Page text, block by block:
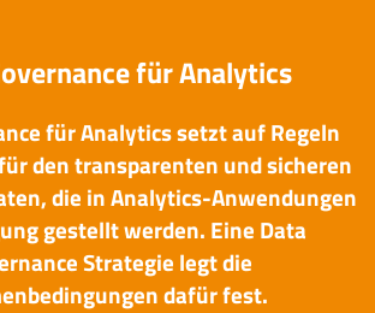
für Analytics
für Analytics setzt auf Regeln
den transparenten und sicheren
die in Analytics-Anwendungen
gestellt werden. Eine Data
Strategie legt die
dafür fest.